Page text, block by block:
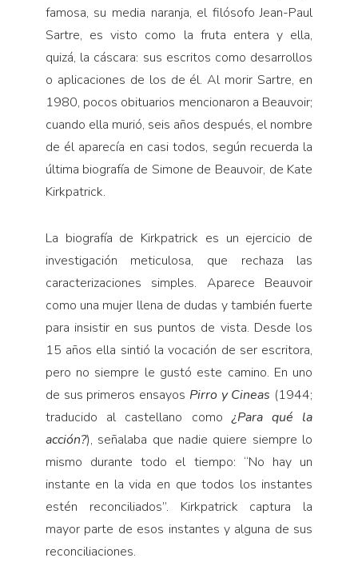
famosa, su media naranja, el filósofo Jean-Paul
Sartre, es visto como la fruta entera y ella,
quizá, la cáscara: sus escritos como desarrollos
o aplicaciones de los de él. Al morir Sartre, en
1980, pocos obituarios mencionaron a Beauvoir;
cuando ella murió, seis años después, el nombre
de él aparecía en casi todos, según recuerda la
última biografía de Simone de Beauvoir, de Kate
Kirkpatrick.
La biografía de Kirkpatrick es un ejercicio de
investigación meticulosa, que rechaza las
caracterizaciones simples. Aparece Beauvoir
como una mujer llena de dudas y también fuerte
para insistir en sus puntos de vista. Desde los
15 años ella sintió la vocación de ser escritora,
pero no siempre le gustó este camino. En uno
de sus primeros ensayos Pirro y Cineas (1944;
traducido al castellano como¿Para qué la
acción?), señalaba que nadie quiere siempre lo
mismo durante todo el tiempo: “No hay un
instante en la vida en que todos los instantes
estén reconciliados”. Kirkpatrick captura la
mayor parte de esos instantes y alguna de sus
reconciliaciones.